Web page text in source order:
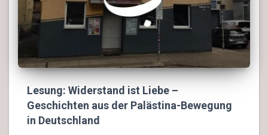
Lesung: Widerstand ist Liebe –
Geschichten aus der Palästina-Bewegung
in Deutschland